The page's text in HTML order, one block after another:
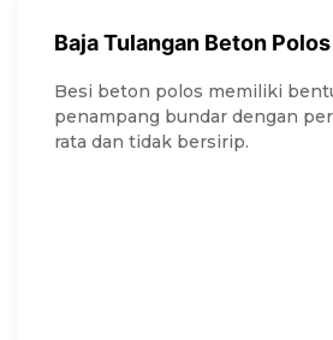
Baja Tulangan Beton Polos
Besi beton polos memiliki
penampang bundar dengan
rata dan tidak bersirip.